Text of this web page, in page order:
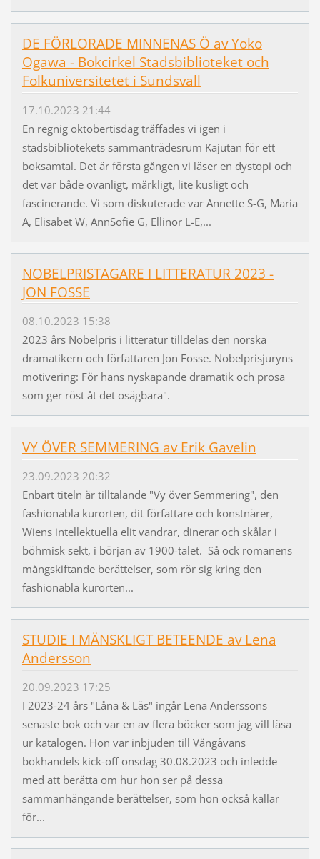
DE FÖRLORADE MINNENAS Ö av Yoko
Ogawa - Bokcirkel Stadsbiblioteket och
Folkuniversitetet i Sundsvall
17.10.2023 21:44
En regnig oktobertisdag träffades vi igen i
stadsbibliotekets sammanträdesrum Kajutan för ett
boksamtal. Det är första gången vi läser en dystopi och
det var både ovanligt, märkligt, lite kusligt och
fascinerande. Vi som diskuterade var Annette S-G, Maria
A, Elisabet W, AnnSofie G, Ellinor L-E,...
NOBELPRISTAGARE I LITTERATUR 2023 -
JON FOSSE
08.10.2023 15:38
2023 års Nobelpris i litteratur tilldelas den norska
dramatikern och författaren Jon Fosse. Nobelprisjuryns
motivering: För hans nyskapande dramatik och prosa
som ger röst åt det osägbara".
VY ÖVER SEMMERING av Erik Gavelin
23.09.2023 20:32
Enbart titeln är tilltalande "Vy över Semmering", den
fashionabla kurorten, dit författare och konstnärer,
Wiens intellektuella elit vandrar, dinerar och skålar i
böhmisk sekt, i början av 1900-talet. Så ock romanens
mångskiftande berättelser, som rör sig kring den
fashionabla kurorten...
STUDIE I MÄNSKLIGT BETEENDE av Lena
Andersson
20.09.2023 17:25
I 2023-24 års "Låna & Läs" ingår Lena Anderssons
senaste bok och var en av flera böcker som jag vill läsa
ur katalogen. Hon var inbjuden till Vängåvans
bokhandels kick-off onsdag 30.08.2023 och inledde
med att berätta om hur hon ser på dessa
sammanhängande berättelser, som hon också kallar
för...